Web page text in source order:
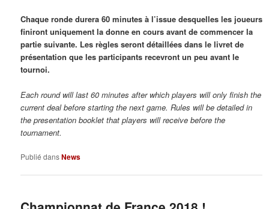
Chaque ronde durera 60 minutes à l’issue desquelles les joueurs
finiront uniquement la donne en cours avant de commencer la
partie suivante. Les règles seront détaillées dans le livret de
présentation que les participants recevront un peu avant le
tournoi.
Each round will last 60 minutes after which players will only finish the
current deal before starting the next game. Rules will be detailed in
the presentation booklet that players will receive before the
tournament.
Publié dansNews